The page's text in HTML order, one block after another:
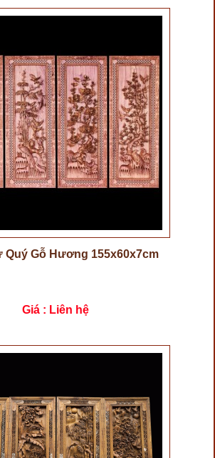
Quý Gỗ Hương 155x60x7cm
Giá : Liên hệ